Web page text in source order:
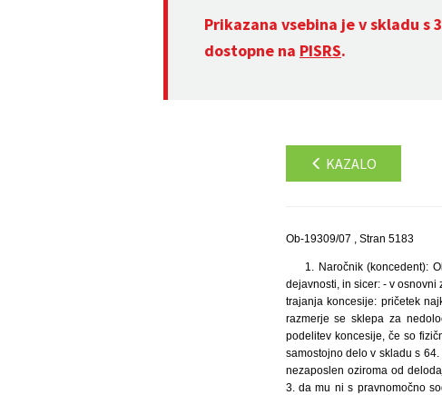
Prikazana vsebina je v skladu s
dostopne na PISRS.
KAZALO
Ob-19309/07 , Stran 5183
1. Naročnik (koncedent):
dejavnosti, in sicer: - v
trajanja koncesije: pričetek
razmerje se sklepa za
podelitev koncesije, če so
samostojno delo v skladu s
nezaposlen oziroma od
3. da mu ni s pravnomočno